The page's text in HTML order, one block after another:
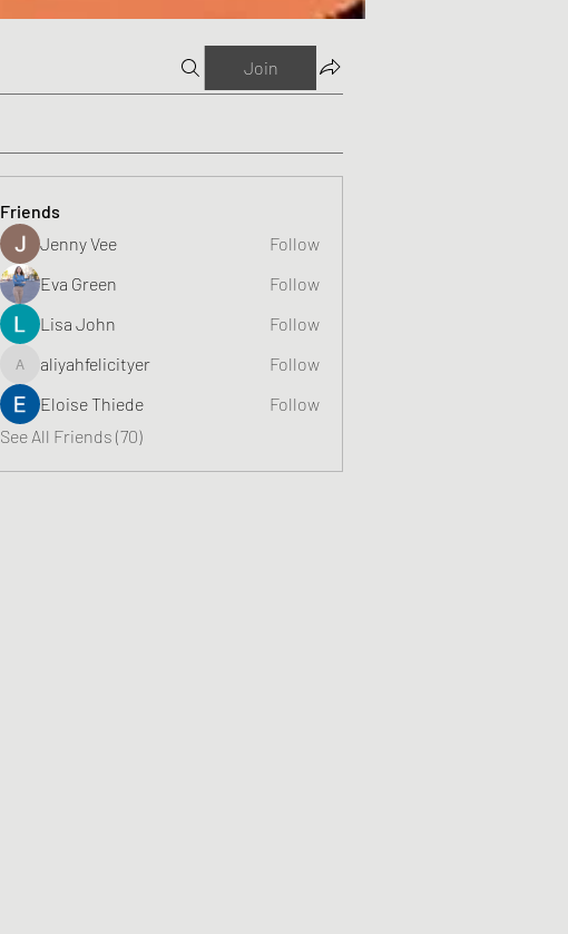
Join
Friends
Jenny Vee
Follow
Eva Green
Follow
Lisa John
Follow
aliyahfelicityer
aliyahfelicityer
Follow
Eloise Thiede
Follow
See All Friends (70)